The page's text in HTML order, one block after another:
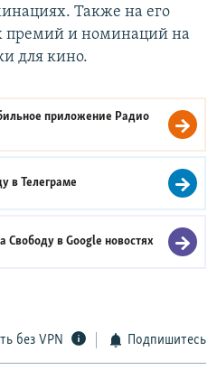
Также на его
премий и номинаций на
для кино.
приложение Радио
вТелеграме
Свободу вGoogle новостях
без VPN Подпишитесь